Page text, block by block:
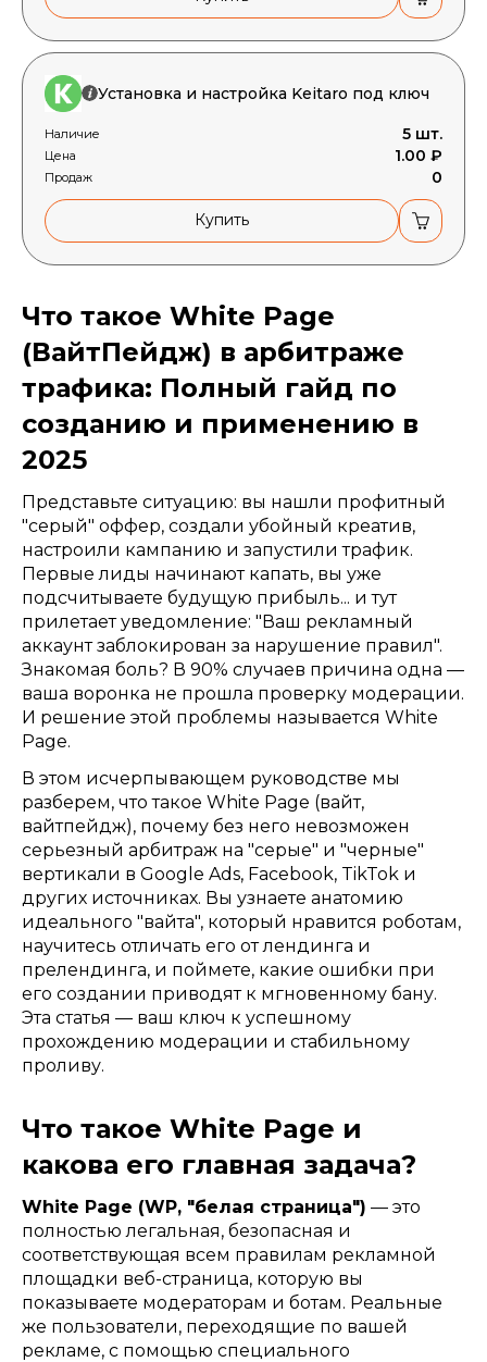
Установка и настройка Keitaro под ключ
Наличие 5 шт.
Цена 1.00 ₽
Продаж 0
Купить
Что такое White Page
(ВайтПейдж) в арбитраже
трафика: Полный гайд по
созданию и применению в
2025
Представьте ситуацию: вы нашли профитный
"серый" оффер, создали убойный креатив,
настроили кампанию и запустили трафик.
Первые лиды начинают капать, вы уже
подсчитываете будущую прибыль... и тут
прилетает уведомление: "Ваш рекламный
аккаунт заблокирован за нарушение правил".
Знакомая боль? В 90% случаев причина одна —
ваша воронка не прошла проверку модерации.
И решение этой проблемы называется White
Page.
В этом исчерпывающем руководстве мы
разберем, что такое White Page (вайт,
вайтпейдж), почему без него невозможен
серьезный арбитраж на "серые" и "черные"
вертикали в Google Ads, Facebook, TikTok и
других источниках. Вы узнаете анатомию
идеального "вайта", который нравится роботам,
научитесь отличать его от лендинга и
прелендинга, и поймете, какие ошибки при
его создании приводят к мгновенному бану.
Эта статья — ваш ключ к успешному
прохождению модерации и стабильному
проливу.
Что такое White Page и
какова его главная задача?
White Page (WP, "белая страница") — это
полностью легальная, безопасная и
соответствующая всем правилам рекламной
площадки веб-страница, которую вы
показываете модераторам и ботам. Реальные
же пользователи, переходящие по вашей
рекламе, с помощью специального